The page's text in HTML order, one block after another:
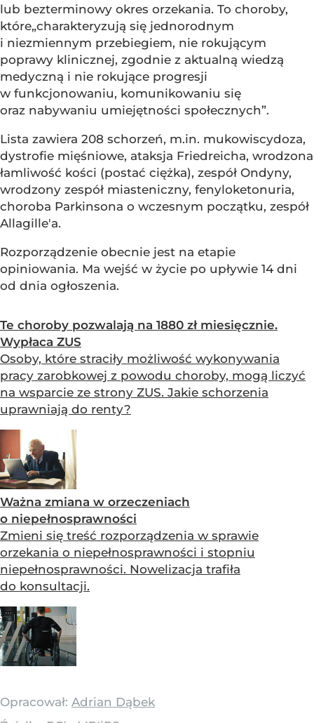
lub bezterminowy okres orzekania. To choroby,
które„charakteryzują się jednorodnym
i niezmiennym przebiegiem, nie rokującym
poprawy klinicznej, zgodnie z aktualną wiedzą
medyczną i nie rokujące progresji
w funkcjonowaniu, komunikowaniu się
oraz nabywaniu umiejętności społecznych”.
Lista zawiera 208 schorzeń, m.in. mukowiscydoza,
dystrofie mięśniowe, ataksja Friedreicha, wrodzona
łamliwość kości (postać ciężka), zespół Ondyny,
wrodzony zespół miasteniczny, fenyloketonuria,
choroba Parkinsona o wczesnym początku, zespół
Allagille'a.
Rozporządzenie obecnie jest na etapie
opiniowania. Ma wejść w życie po upływie 14 dni
od dnia ogłoszenia.
Te choroby pozwalają na 1880 zł miesięcznie.
Wypłaca ZUS
Osoby, które straciły możliwość wykonywania
pracy zarobkowej z powodu choroby, mogą liczyć
na wsparcie ze strony ZUS. Jakie schorzenia
uprawniają do renty?
Ważna zmiana w orzeczeniach
o niepełnosprawności
Zmieni się treść rozporządzenia w sprawie
orzekania o niepełnosprawności i stopniu
niepełnosprawności. Nowelizacja trafiła
do konsultacji.
Opracował: Adrian Dąbek